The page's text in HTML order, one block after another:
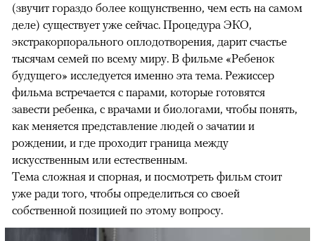
(звучит гораздо более кощунственно, чем есть на самом
деле) существует уже сейчас. Процедура ЭКО,
экстракорпорального оплодотворения, дарит счастье
тысячам семей по всему миру. В фильме «Ребенок
будущего» исследуется именно эта тема. Режиссер
фильма встречается с парами, которые готовятся
завести ребенка, с врачами и биологами, чтобы понять,
как меняется представление людей о зачатии и
рождении, и где проходит граница между
искусственным или естественным.
Тема сложная и спорная, и посмотреть фильм стоит
уже ради того, чтобы определиться со своей
собственной позицией по этому вопросу.